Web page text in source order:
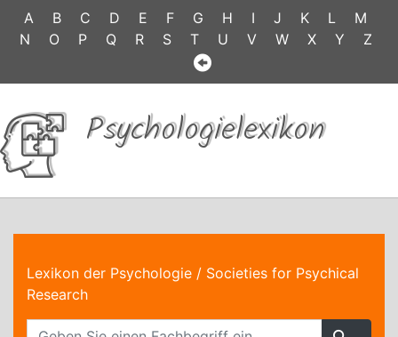
A B C D E F G H I J K L
M
N
O P Q R S T U V W X Y Z
Psychologielexikon
Lexikon der Psychologie / Societies for Psychical
Research